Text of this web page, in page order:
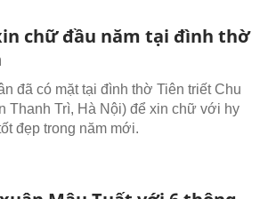
chữ đầu năm tại đình thờ
đã có mặt tại đình thờ Tiên triết Chu
Thanh Trì, Hà Nội) để xin chữ với hy
đẹp trong năm mới.